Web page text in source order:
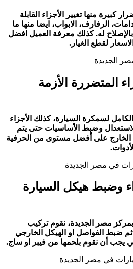
كبيرة منها تغيير الأجزاء القابلة
الرفارف، الابواب، ايضا منها ما
له. كذلك معرفة العميل افضل
لقطع الغيار.
المتضررة الأزمة
لسمكرة السيارة، كذلك الأجزاء
الاستعدال وضبط الأساسيات حتى يتم
الخارج على أفضل مستوى من الحرفية
وضبط هيكل السيارة
مصر الجديدة، نقوم تركيب
ثم ضبط الفواصل او الهيكل الخارجي
يجب أن نقوم بلحمها من فيبر او ساج.